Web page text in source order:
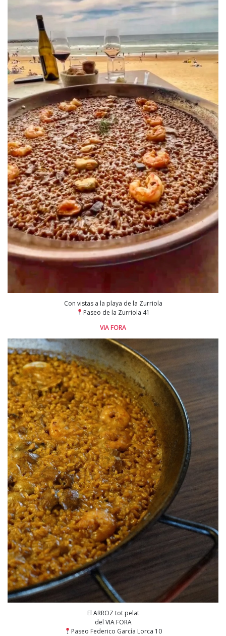
Con vistas a la playa de la Zurriola
Paseo de la Zurriola 41
VIA FORA
El ARROZ tot pelat
del VIA FORA
Paseo Federico García Lorca 10